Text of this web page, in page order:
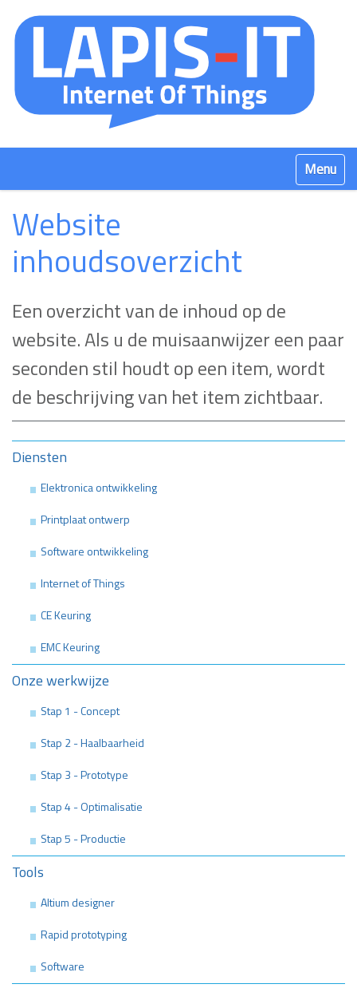
Klap
Website
inhoudsoverzicht
Een overzicht van de inhoud op de
website. Als u de muisaanwijzer een paar
seconden stil houdt op een item, wordt
de beschrijving van het item zichtbaar.
Diensten
Elektronica ontwikkeling
Printplaat ontwerp
Software ontwikkeling
Internet of Things
CE Keuring
EMC Keuring
Onze werkwijze
Stap 1 - Concept
Stap 2 - Haalbaarheid
Stap 3 - Prototype
Stap 4 - Optimalisatie
Stap 5 - Productie
Tools
Altium designer
Rapid prototyping
Software